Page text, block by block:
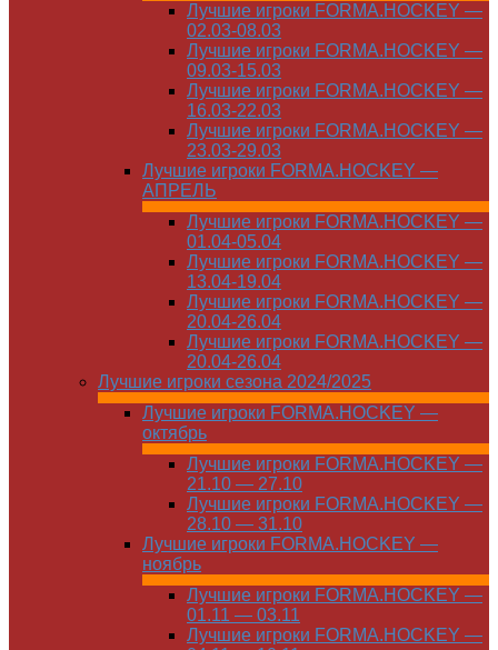
Лучшие игроки FORMA.HOCKEY —
02.03-08.03
Лучшие игроки FORMA.HOCKEY —
09.03-15.03
Лучшие игроки FORMA.HOCKEY —
16.03-22.03
Лучшие игроки FORMA.HOCKEY —
23.03-29.03
Лучшие игроки FORMA.HOCKEY —
АПРЕЛЬ
Лучшие игроки FORMA.HOCKEY —
01.04-05.04
Лучшие игроки FORMA.HOCKEY —
13.04-19.04
Лучшие игроки FORMA.HOCKEY —
20.04-26.04
Лучшие игроки FORMA.HOCKEY —
20.04-26.04
Лучшие игроки сезона 2024/2025
Лучшие игроки FORMA.HOCKEY —
октябрь
Лучшие игроки FORMA.HOCKEY —
21.10 — 27.10
Лучшие игроки FORMA.HOCKEY —
28.10 — 31.10
Лучшие игроки FORMA.HOCKEY —
ноябрь
Лучшие игроки FORMA.HOCKEY —
01.11 — 03.11
Лучшие игроки FORMA.HOCKEY —